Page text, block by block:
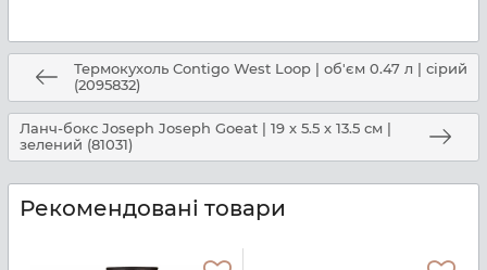
Термокухоль Contigo West Loop | об'єм 0.47 л | сірий
(2095832)
Ланч-бокс Joseph Joseph Goeat | 19 х 5.5 х 13.5 см |
зелений (81031)
Рекомендовані товари